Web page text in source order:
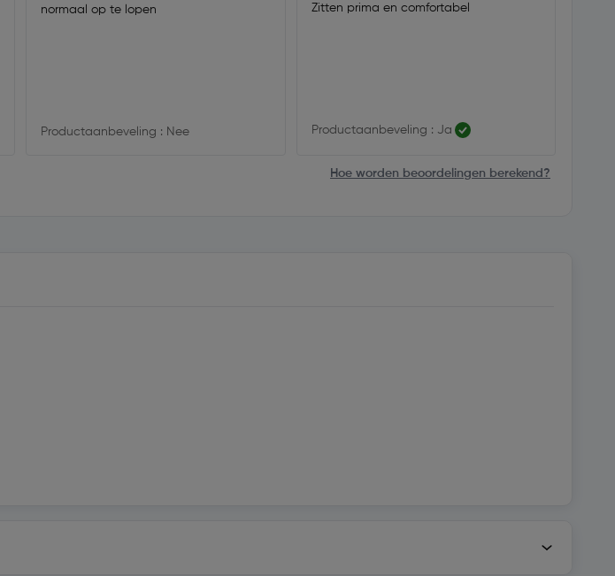
normaal op te lopen
Productaanbeveling : Nee
Zitten prima en comfortabel
Productaanbeveling : Ja
Hoe worden beoordelingen berekend?